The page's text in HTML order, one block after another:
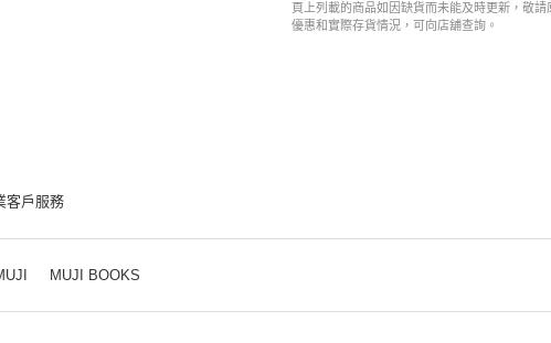
頁上列載的商品如因缺貨而未能及時更新，敬
優惠和實際存貨情況，可向店舖查詢。
客戶服務
MUJI BOOKS